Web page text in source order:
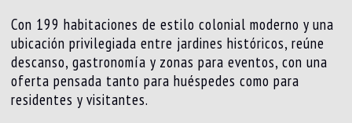
Con 199 habitaciones de estilo colonial moderno y una
ubicación privilegiada entre jardines históricos, reúne
descanso, gastronomía y zonas para eventos, con una
oferta pensada tanto para huéspedes como para
residentes y visitantes.